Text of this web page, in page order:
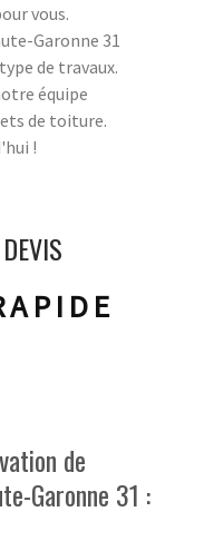
vous.
Garonne 31
de travaux.
équipe
de toiture.
!
de
Garonne 31 :